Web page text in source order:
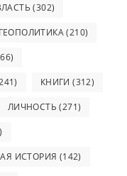
(302)
ГЕОПОЛИТИКА(210)
КНИГИ (312)
ЛИЧНОСТЬ (271)
ИСТОРИЯ (142)